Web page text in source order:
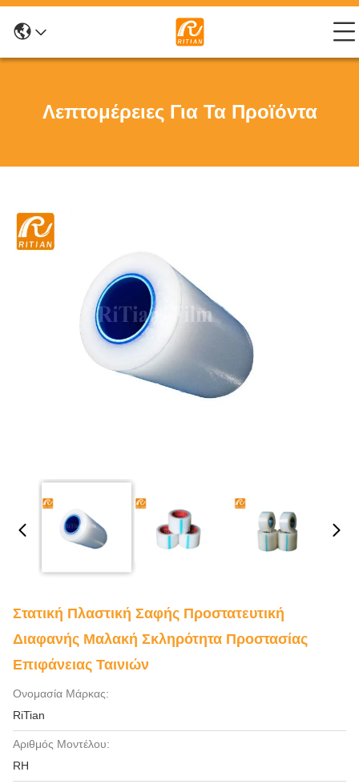
Λεπτομέρειες Για Τα Προϊόντα
Στατική Πλαστική Σαφής Προστατευτική
Διαφανής Μαλακή Σκληρότητα Προστασίας
Επιφάνειας Ταινιών
Ονομασία Μάρκας:
RiTian
Αριθμός Μοντέλου:
RH